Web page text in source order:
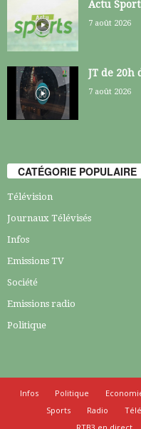
Actu
7 août 2026
JT de 20h
7 août 2026
CATÉGORIE POPULAIRE
Télévision
Journaux Télévisés
Infos
Emissions TV
Société
Emissions radio
Politique
Infos Politique
Sports
Radio